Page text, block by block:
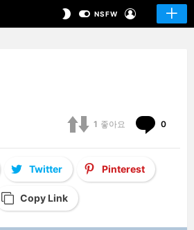
SWITCHNSFW
1 좋아요 0
Twitter Pinterest
Copy Link